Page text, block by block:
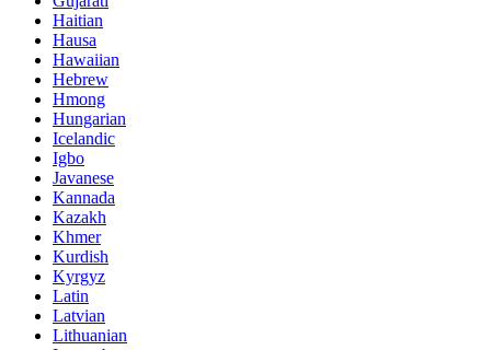
Haitian
Hausa
Hawaiian
Hebrew
Hmong
Hungarian
Icelandic
Igbo
Javanese
Kannada
Kazakh
Khmer
Kurdish
Kyrgyz
Latin
Latvian
Lithuanian